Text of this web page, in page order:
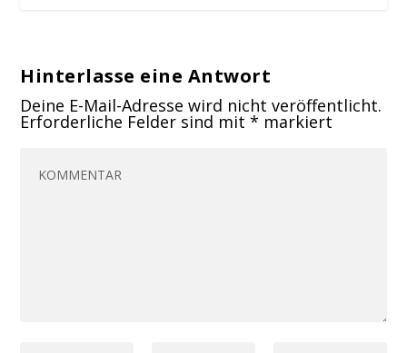
Hinterlasse eine Antwort
Deine E-Mail-Adresse wird nicht veröffentlicht.
Erforderliche Felder sind mit* markiert